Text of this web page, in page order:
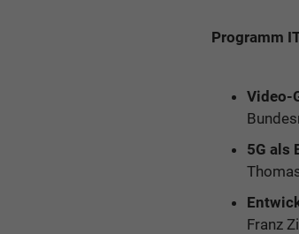
Programm
Video-
5G als
Franz